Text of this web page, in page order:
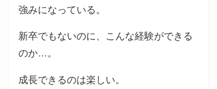
強みになっている。
新卒でもないのに、こんな経験ができる
のか…。
成長できるのは楽しい。